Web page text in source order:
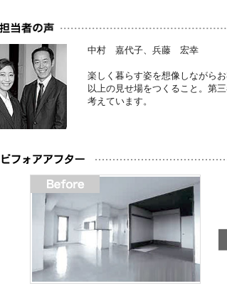
中村 嘉代子、兵藤 宏幸
楽しく暮らす姿を想像しながら
以上の見せ場をつくること。第
考えています。